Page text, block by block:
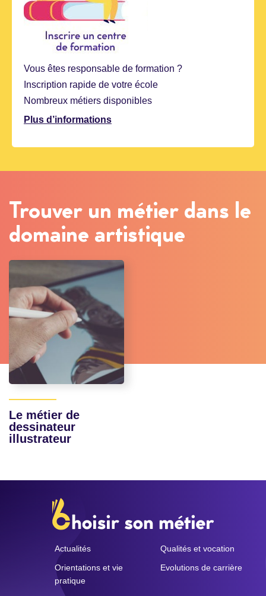
Vous êtes responsable de formation ?
Inscription rapide de votre école
Nombreux métiers disponibles
Plus d’informations
Trouver un métier dans le
domaine artistique
Le métier de
dessinateur
illustrateur
Actualités
Orientations et vie
pratique
Qualités et vocation
Evolutions de carrière